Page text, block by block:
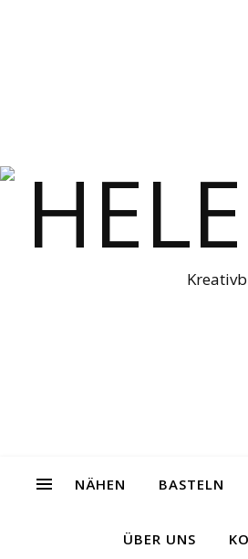
NÄHEN BASTELN
ÜBER UNS